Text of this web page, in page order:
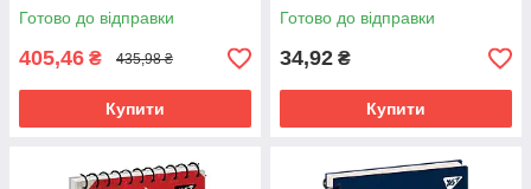
Готово до відправки
405,46 ₴ 435,98 ₴
Купити
Готово до відправки
34,92 ₴
Купити